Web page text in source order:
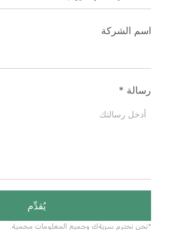
اسم الشركة
رسالة *
يُقدِّم
*نحن نحترم سريةك وجميع المعلومات محمية.